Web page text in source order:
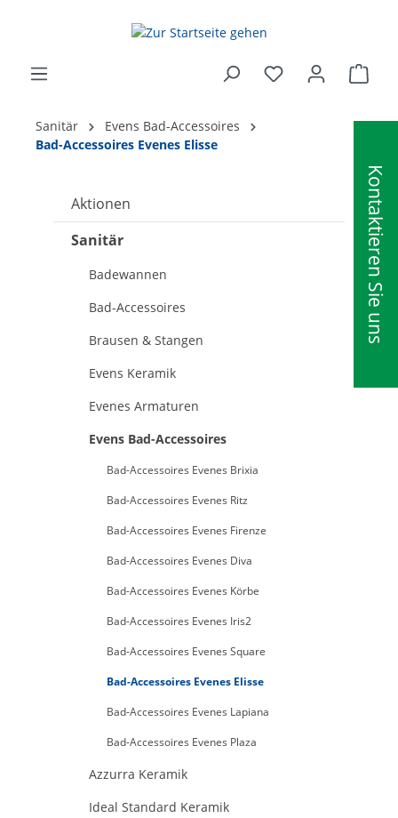
Kontaktieren Sie uns
Sanitär
Evens Bad-Accessoires
Bad-Accessoires Evenes Elisse
Aktionen
Sanitär
Badewannen
Bad-Accessoires
Brausen & Stangen
Evens Keramik
Evenes Armaturen
Evens Bad-Accessoires
Bad-Accessoires Evenes Brixia
Bad-Accessoires Evenes Ritz
Bad-Accessoires Evenes Firenze
Bad-Accessoires Evenes Diva
Bad-Accessoires Evenes Körbe
Bad-Accessoires Evenes Iris2
Bad-Accessoires Evenes Square
Bad-Accessoires Evenes Elisse
Bad-Accessoires Evenes Lapiana
Bad-Accessoires Evenes Plaza
Azzurra Keramik
Ideal Standard Keramik